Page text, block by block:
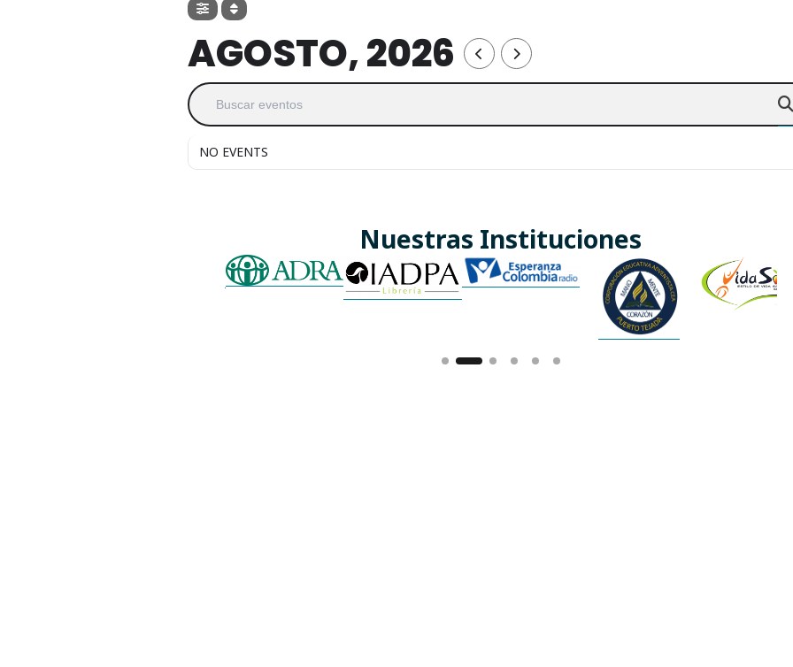
AGOSTO, 2026
NO EVENTS
Nuestras Instituciones
Slide 2 of 3